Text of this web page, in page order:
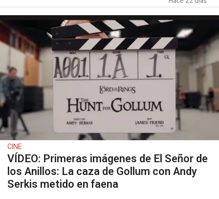
CINE
VÍDEO: Primeras imágenes de El Señor de
los Anillos: La caza de Gollum con Andy
Serkis metido en faena